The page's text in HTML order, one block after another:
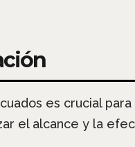
es crucial
el alcance y la